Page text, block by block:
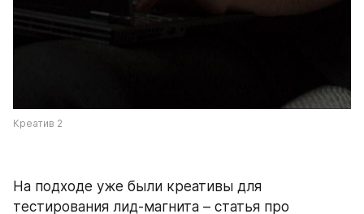
Креатив 2
На подходе уже были креативы для
тестирования лид-магнита – статья про